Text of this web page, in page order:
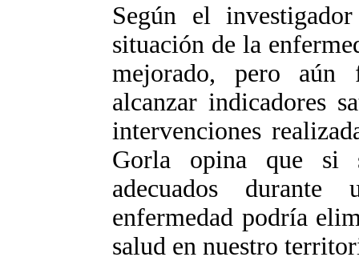
Según el
situación de la
mejorado, pero
alcanzar indicadores
intervenciones
Gorla opina que si
adecuados
enfermedad podría
salud en nuestro